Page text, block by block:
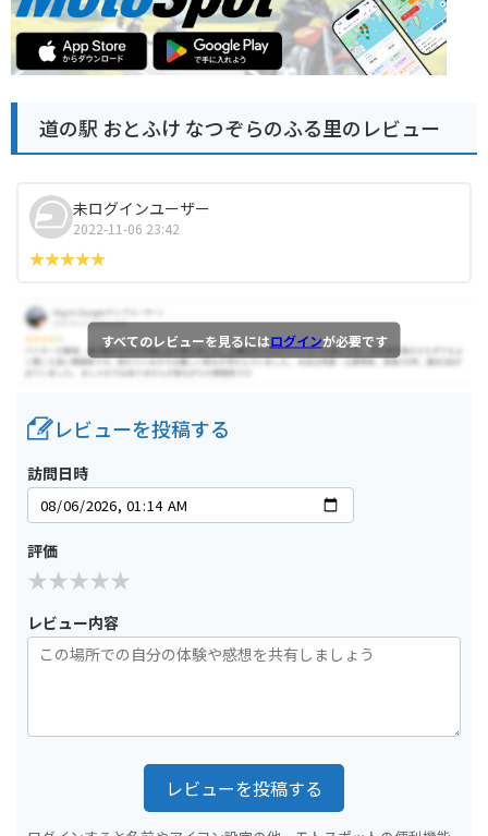
道の駅 おとふけ なつぞらのふる里のレビュー
未ログインユーザー
2022-11-06 23:42
すべてのレビューを見るにはログインが必要です
レビューを投稿する
訪問日時
評価
レビュー内容
レビューを投稿する